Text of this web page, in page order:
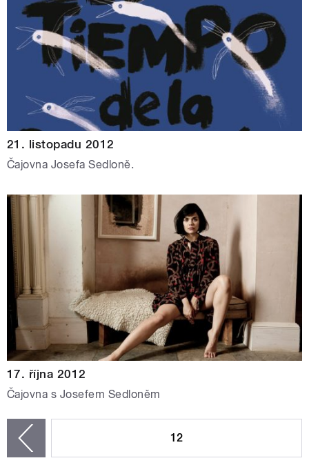
21. listopadu 2012
Čajovna Josefa Sedloně.
17. října 2012
Čajovna s Josefem Sedloněm
12